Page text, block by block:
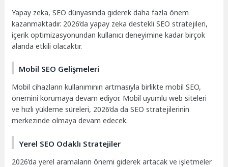
Yapay zeka, SEO dünyasında giderek daha fazla önem
kazanmaktadır. 2026’da yapay zeka destekli SEO stratejileri,
içerik optimizasyonundan kullanıcı deneyimine kadar birçok
alanda etkili olacaktır.
Mobil SEO Gelişmeleri
Mobil cihazların kullanımının artmasıyla birlikte mobil SEO,
önemini korumaya devam ediyor. Mobil uyumlu web siteleri
ve hızlı yükleme süreleri, 2026’da da SEO stratejilerinin
merkezinde olmaya devam edecek.
Yerel SEO Odaklı Stratejiler
2026’da yerel aramaların önemi giderek artacak ve işletmeler